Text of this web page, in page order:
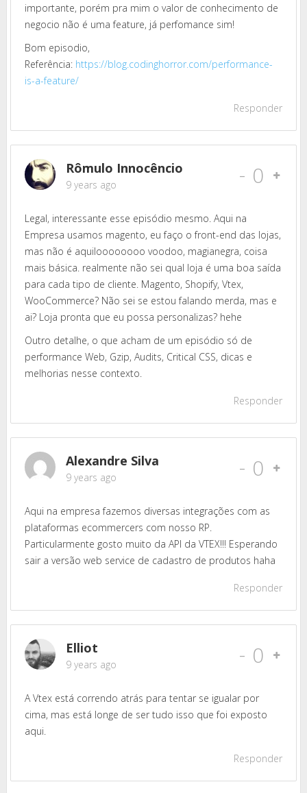
importante, porém pra mim o valor de conhecimento de
negocio não é uma feature, já perfomance sim!
Bom episodio,
Referência: https://blog.codinghorror.com/performance-
is-a-feature/
Responder
Rômulo Innocêncio
9 years ago - 0
Legal, interessante esse episódio mesmo. Aqui na
Empresa usamos magento, eu faço o front-end das lojas,
mas não é aquiloooooooo voodoo, magianegra, coisa
mais básica. realmente não sei qual loja é uma boa saída
para cada tipo de cliente. Magento, Shopify, Vtex,
WooCommerce? Não sei se estou falando merda, mas e
ai? Loja pronta que eu possa personalizas? hehe
Outro detalhe, o que acham de um episódio só de
performance Web, Gzip, Audits, Critical CSS, dicas e
melhorias nesse contexto.
Responder
Alexandre Silva
9 years ago - 0
Aqui na empresa fazemos diversas integrações com as
plataformas ecommercers com nosso RP.
Particularmente gosto muito da API da VTEX!!! Esperando
sair a versão web service de cadastro de produtos haha
Responder
Elliot
9 years ago - 0
A Vtex está correndo atrás para tentar se igualar por
cima, mas está longe de ser tudo isso que foi exposto
aqui.
Responder